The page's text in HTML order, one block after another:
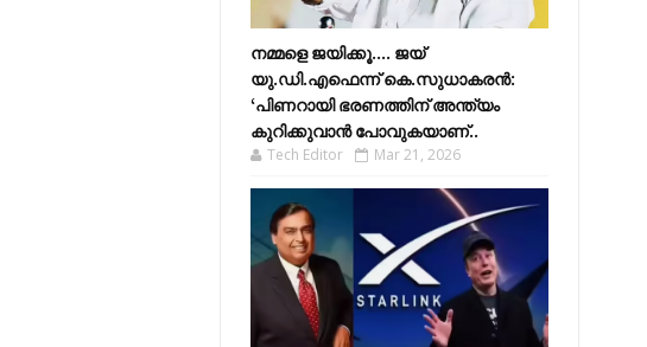
നമ്മളെ ജയിക്കൂ.... ജയ്
യു.ഡി.എഫെന്ന് കെ.സുധാകരൻ:
‘പിണറായി ഭരണത്തിന് അന്ത്യം
കുറിക്കുവാൻ പോവുകയാണ്..
Tech Editor Mar 21, 2026